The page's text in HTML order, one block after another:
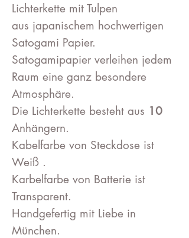
Lichterkette mit Tulpen
aus japanischem hochwertigen
Satogami Papier.
Satogamipapier verleihen jedem
Raum eine ganz besondere
Atmosphäre.
Die Lichterkette besteht aus 10
Anhängern.
Kabelfarbe von Steckdose ist
Weiß .
Karbelfarbe von Batterie ist
Transparent.
Handgefertig mit Liebe in
München.